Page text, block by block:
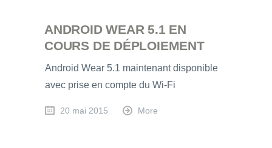
ANDROID WEAR 5.1 EN
COURS DE DÉPLOIEMENT
Android Wear 5.1 maintenant disponible
avec prise en compte du Wi-Fi
20 mai 2015 More